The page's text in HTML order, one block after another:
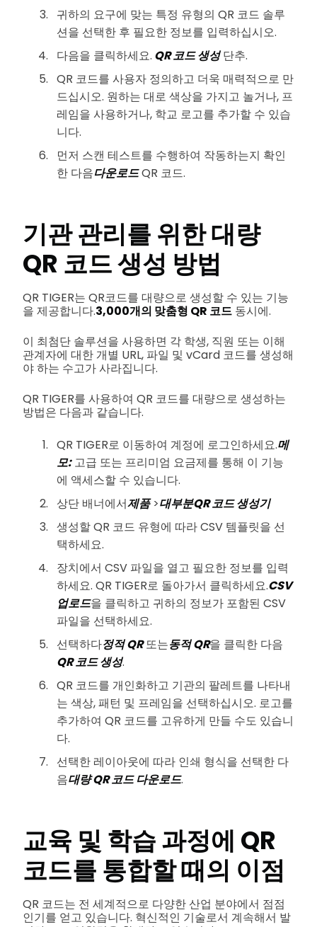
귀하의 요구에 맞는 특정 유형의 QR 코드 솔루
션을 선택한 후 필요한 정보를 입력하십시오.
다음을 클릭하세요. QR 코드 생성단추.
QR 코드를 사용자 정의하고 더욱 매력적으로 만
드십시오. 원하는 대로 색상을 가지고 놀거나, 프
레임을 사용하거나, 학교 로고를 추가할 수 있습
니다.
먼저 스캔 테스트를 수행하여 작동하는지 확인
한 다음다운로드QR 코드.
기관 관리를 위한 대량
QR 코드 생성 방법
QR TIGER는 QR코드를 대량으로 생성할 수 있는 기능
을 제공합니다.3,000개의 맞춤형 QR 코드 동시에.
이 최첨단 솔루션을 사용하면 각 학생, 직원 또는 이해
관계자에 대한 개별 URL, 파일 및 vCard 코드를 생성해
야 하는 수고가 사라집니다.
QR TIGER를 사용하여 QR 코드를 대량으로 생성하는
방법은 다음과 같습니다.
QR TIGER로 이동하여 계정에 로그인하세요.메
모:고급 또는 프리미엄 요금제를 통해 이 기능
에 액세스할 수 있습니다.
상단 배너에서제품>대부분QR 코드 생성기
생성할 QR 코드 유형에 따라 CSV 템플릿을 선
택하세요.
장치에서 CSV 파일을 열고 필요한 정보를 입력
하세요. QR TIGER로 돌아가서 클릭하세요.CSV
업로드을 클릭하고 귀하의 정보가 포함된 CSV
파일을 선택하세요.
선택하다정적 QR또는동적 QR을 클릭한 다음
QR 코드 생성.
QR 코드를 개인화하고 기관의 팔레트를 나타내
는 색상, 패턴 및 프레임을 선택하십시오. 로고를
추가하여 QR 코드를 고유하게 만들 수도 있습니
다.
선택한 레이아웃에 따라 인쇄 형식을 선택한 다
음대량 QR 코드 다운로드.
교육 및 학습 과정에 QR
코드를 통합할 때의 이점
QR 코드는 전 세계적으로 다양한 산업 분야에서 점점
인기를 얻고 있습니다. 혁신적인 기술로서 계속해서 발